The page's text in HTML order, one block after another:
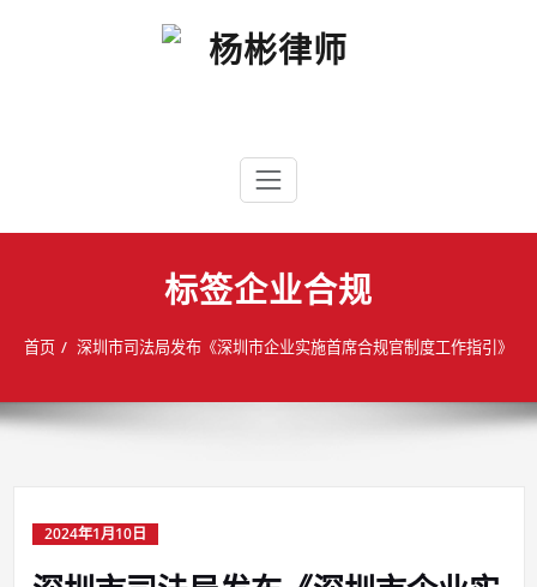
标签企业合规
首页 深圳市司法局发布《深圳市企业实施首席合规官制度工作指引》
2024年1月10日